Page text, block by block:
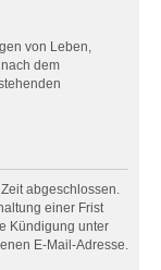
von Leben,
dem
abgeschlossen.
einer Frist
Kündigung unter
E-Mail-Adresse.